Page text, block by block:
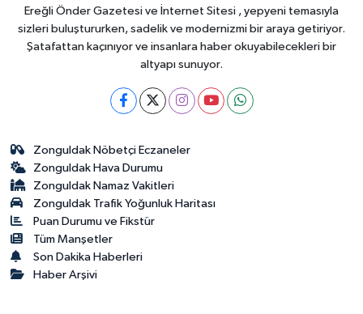
Ereğli Önder Gazetesi ve İnternet Sitesi , yepyeni temasıyla
sizleri buluştururken, sadelik ve modernizmi bir araya getiriyor.
Şatafattan kaçınıyor ve insanlara haber okuyabilecekleri bir
altyapı sunuyor.
Zonguldak Nöbetçi Eczaneler
Zonguldak Hava Durumu
Zonguldak Namaz Vakitleri
Zonguldak Trafik Yoğunluk Haritası
Puan Durumu ve Fikstür
Tüm Manşetler
Son Dakika Haberleri
Haber Arşivi